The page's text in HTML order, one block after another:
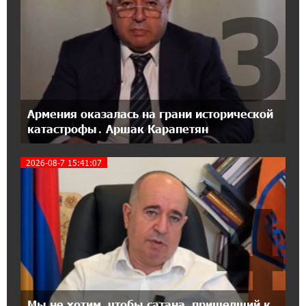
При поддержке Ucom в Шенаване
установлена солнечная станция мощностью
20:31:19 14-07-2026
Юнибанк разыграет поездку в Италию среди
новых держателей карт Mastercard World
«Travel»
Москва–Баку: есть разногласия, но связи
сохраняются. А мы что делаем?
18:04:39 13-07-2026
День благодарности клиентам в Ванадзоре:
IDBank
Пашинян замотивирован уничтожить
Армения оказалась на грани исторической
катастрофы․ Аршак Карапетян
3
2026-08-7 15:41:07
4